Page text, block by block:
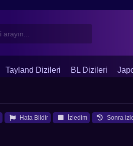
Tayland Dizileri BL Dizileri
Sonra
İzledim
Hata Bildir